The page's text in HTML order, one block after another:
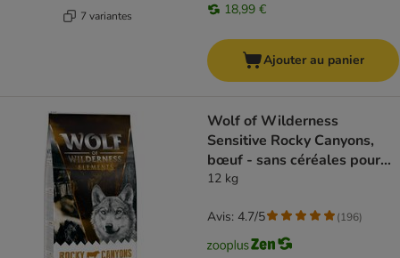
7 variantes 18,99 €
Ajouter au panier
Wolf of Wilderness
Sensitive Rocky Canyons,
bœuf - sans céréales pour
chien
12 kg
Avis: 4.7/5 (196)